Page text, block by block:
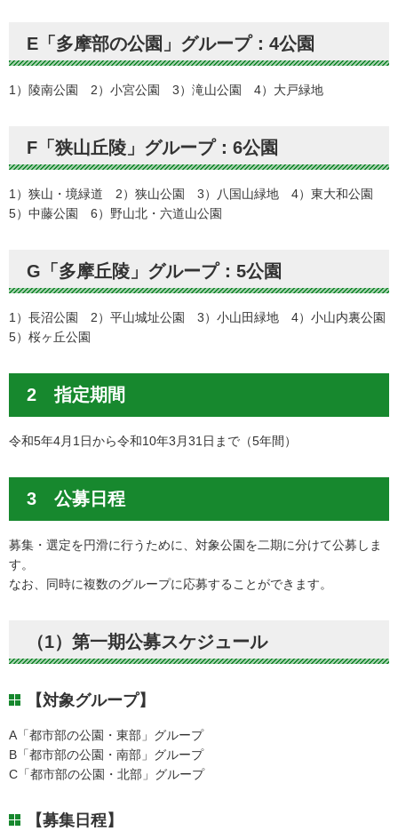
E「多摩部の公園」グループ：4公園
1）陵南公園 2）小宮公園 3）滝山公園 4）大戸緑地
F「狭山丘陵」グループ：6公園
1）狭山・境緑道 2）狭山公園 3）八国山緑地 4）東大和公園
5）中藤公園 6）野山北・六道山公園
G「多摩丘陵」グループ：5公園
1）長沼公園 2）平山城址公園 3）小山田緑地 4）小山内裏公園
5）桜ヶ丘公園
2 指定期間
令和5年4月1日から令和10年3月31日まで（5年間）
3 公募日程
募集・選定を円滑に行うために、対象公園を二期に分けて公募しま
す。
なお、同時に複数のグループに応募することができます。
（1）第一期公募スケジュール
【対象グループ】
A「都市部の公園・東部」グループ
B「都市部の公園・南部」グループ
C「都市部の公園・北部」グループ
【募集日程】